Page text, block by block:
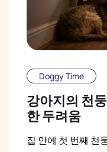
Doggy Time
강아지의 천
한 두려움
집 안에 첫 번째 천